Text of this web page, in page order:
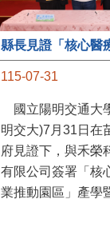
115-07-31
國立陽明交通大
明交大)7月31日在
府見證下，與禾榮
有限公司簽署「核
業推動園區」產學